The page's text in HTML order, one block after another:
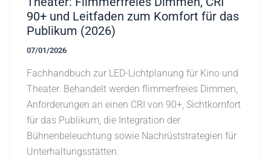
90+ und Leitfaden zum Komfort für das
Publikum (2026)
07/01/2026
Fachhandbuch zur LED-Lichtplanung für Kino und
Theater. Behandelt werden flimmerfreies Dimmen,
Anforderungen an einen CRI von 90+, Sichtkomfort
für das Publikum, die Integration der
Bühnenbeleuchtung sowie Nachrüststrategien für
Unterhaltungsstätten.